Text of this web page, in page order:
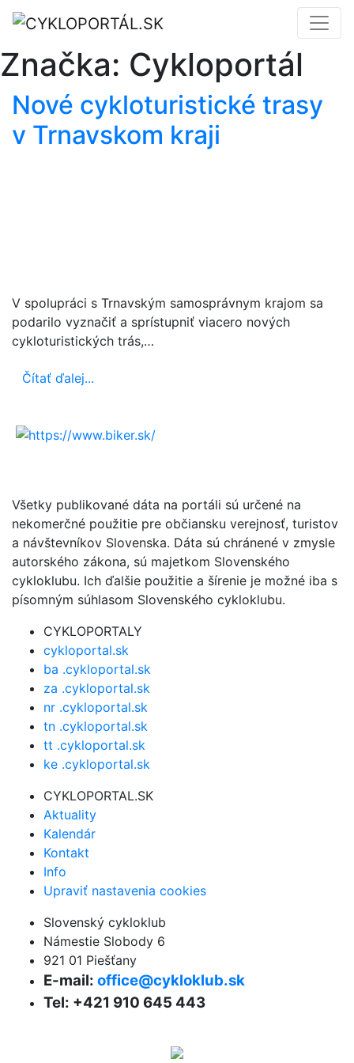
Značka: Cykloportál
Nové cykloturistické trasy
v Trnavskom kraji
V spolupráci s Trnavským samosprávnym krajom sa
podarilo vyznačiť a sprístupniť viacero nových
cykloturistických trás,…
Čítať ďalej...
Všetky publikované dáta na portáli sú určené na
nekomerčné použitie pre občiansku verejnosť, turistov
a návštevníkov Slovenska. Dáta sú chránené v zmysle
autorského zákona, sú majetkom Slovenského
cykloklubu. Ich ďalšie použitie a šírenie je možné iba s
písomným súhlasom Slovenského cykloklubu.
CYKLOPORTALY
cykloportal.sk
ba .cykloportal.sk
za .cykloportal.sk
nr .cykloportal.sk
tn .cykloportal.sk
tt .cykloportal.sk
ke .cykloportal.sk
CYKLOPORTAL.SK
Aktuality
Kalendár
Kontakt
Info
Upraviť nastavenia cookies
Slovenský cykloklub
Námestie Slobody 6
921 01 Piešťany
E-mail: office@cykloklub.sk
Tel: +421 910 645 443